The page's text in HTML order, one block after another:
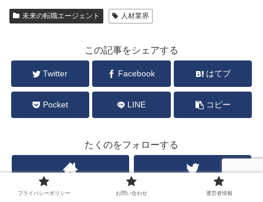
未来の転職エージェント 人材業界
この記事をシェアする
Twitter Facebook はてブ
Pocket LINE コピー
たくのをフォローする
プライバシーポリシー お問い合わせ 運営者情報